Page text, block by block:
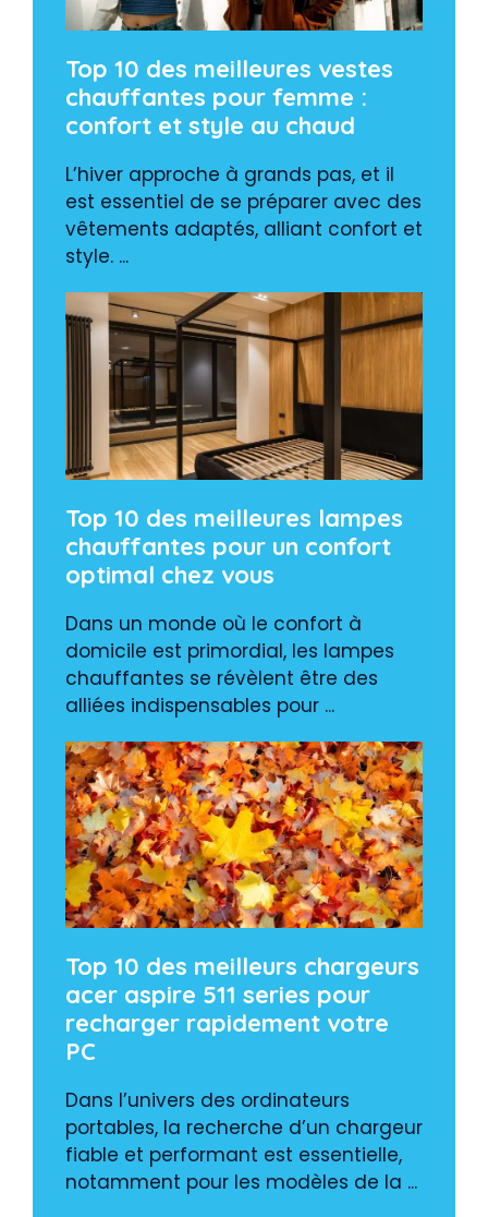
Top 10 des meilleures vestes
chauffantes pour femme :
confort et style au chaud
L’hiver approche à grands pas, et il
est essentiel de se préparer avec des
vêtements adaptés, alliant confort et
style. ...
Top 10 des meilleures lampes
chauffantes pour un confort
optimal chez vous
Dans un monde où le confort à
domicile est primordial, les lampes
chauffantes se révèlent être des
alliées indispensables pour ...
Top 10 des meilleurs chargeurs
acer aspire 511 series pour
recharger rapidement votre
PC
Dans l’univers des ordinateurs
portables, la recherche d’un chargeur
fiable et performant est essentielle,
notamment pour les modèles de la ...